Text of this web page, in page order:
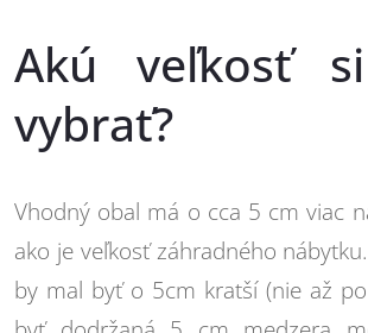
Akú veľkosť
vybrať?
Vhodný obal má o cca 5 cm viac
ako je veľkosť záhradného
by mal byť o 5cm kratší (nie až